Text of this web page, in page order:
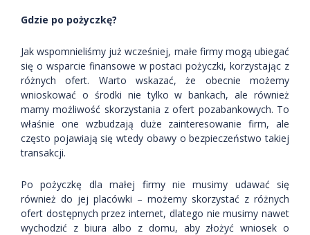
Gdzie po pożyczkę?
Jak wspomnieliśmy już wcześniej, małe firmy mogą ubiegać
się o wsparcie finansowe w postaci pożyczki, korzystając z
różnych ofert. Warto wskazać, że obecnie możemy
wnioskować o środki nie tylko w bankach, ale również
mamy możliwość skorzystania z ofert pozabankowych. To
właśnie one wzbudzają duże zainteresowanie firm, ale
często pojawiają się wtedy obawy o bezpieczeństwo takiej
transakcji.
Po pożyczkę dla małej firmy nie musimy udawać się
również do jej placówki – możemy skorzystać z różnych
ofert dostępnych przez internet, dlatego nie musimy nawet
wychodzić z biura albo z domu, aby złożyć wniosek o